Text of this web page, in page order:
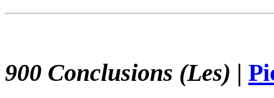
900 Conclusions (Les) |